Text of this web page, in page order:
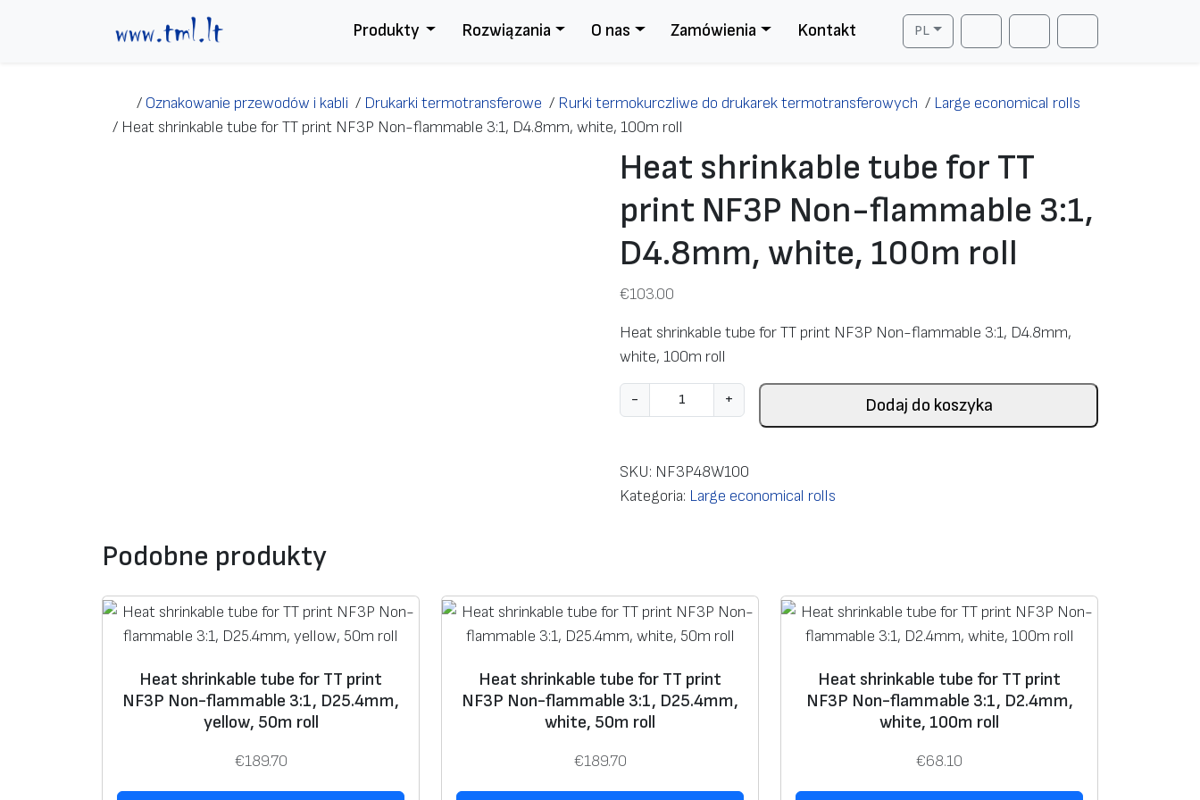
Produkty Rozwiązania O nas Zamówienia Kontakt
PL
Search AccountCart
/ Oznakowanie przewodów i kabli / Drukarki termotransferowe / Rurki termokurczliwe do drukarek termotransferowych / Large economical rolls
/ Heat shrinkable tube for TT print NF3P Non-flammable 3:1, D4.8mm, white, 100m roll
Heat shrinkable tube for TT
print NF3P Non-flammable 3:1,
D4.8mm, white, 100m roll
€103.00
Heat shrinkable tube for TT print NF3P Non-flammable 3:1, D4.8mm,
white, 100m roll
-
l
ś
ć
s
h
i
n
k
a
+ Dodaj do koszyka
SKU: NF3P48W100
Kategoria: Large economical rolls
Podobne produkty
Heat shrinkable tube for TT print
NF3P Non-flammable 3:1, D25.4mm,
yellow, 50m roll
€189.70
Heat shrinkable tube for TT print
NF3P Non-flammable 3:1, D25.4mm,
white, 50m roll
€189.70
Heat shrinkable tube for TT print
NF3P Non-flammable 3:1, D2.4mm,
white, 100m roll
€68.10